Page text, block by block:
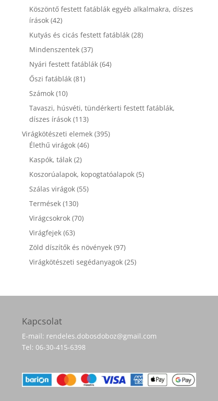
termék
Köszöntő festett fatáblák egyéb alkalmakra, díszes
írások 4242
termék
Kutyás és cicás festett fatáblák 2828
Mindenszentek 3737
termék
Nyári festett fatáblák 6464
Őszi fatáblák 8181
Számok 1010
termék
Tavaszi, húsvéti, tündérkerti festett fatáblák,
díszes írások 113113
termék
Virágkötészeti elemek 395395
Élethű virágok 4646
Kaspók, tálak 22
termék
Koszorúalapok, kopogtatóalapok 55
Szálas virágok 5555
Termések 130130
termék
Virágcsokrok 7070
Virágfejek 6363
termék
Zöld díszítők és növények 9797
termék
Virágkötészeti segédanyagok 2525
Kapcsolat
E-mail: rendeles.dobosdoboz@gmail.com
Tel: 06-30-415-6398